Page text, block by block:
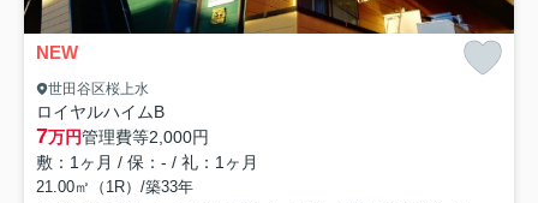
NEW
世田谷区桜上水
ロイヤルハイムB
7万円管理費等2,000円
敷：1ヶ月 / 保：- / 礼：1ヶ月
21.00㎡（1R）/築33年